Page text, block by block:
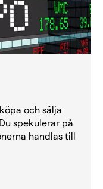
och sälja
spekulerar på
handlas till